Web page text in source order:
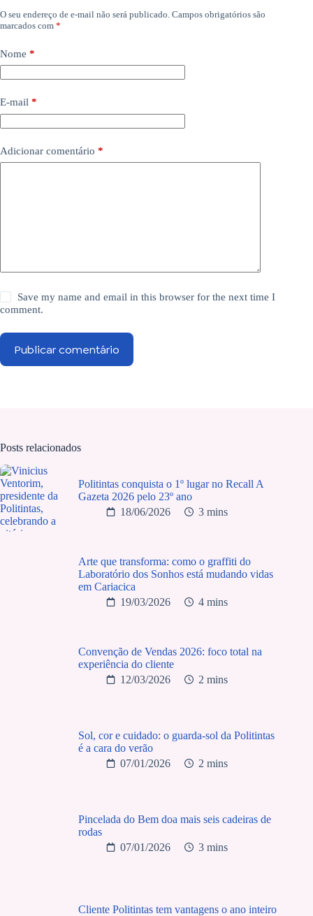
O seu endereço de e-mail não será publicado. Campos obrigatórios são
marcados com *
Nome *
E-mail *
Adicionar comentário *
Save my name and email in this browser for the next time I
comment.
Publicar comentário
Posts relacionados
Politintas conquista o 1º lugar no Recall A
Gazeta 2026 pelo 23º ano
18/06/2026
3 mins
Arte que transforma: como o graffiti do
Laboratório dos Sonhos está mudando vidas
em Cariacica
19/03/2026
4 mins
Convenção de Vendas 2026: foco total na
experiência do cliente
12/03/2026
2 mins
Sol, cor e cuidado: o guarda-sol da Politintas
é a cara do verão
07/01/2026
2 mins
Pincelada do Bem doa mais seis cadeiras de
rodas
07/01/2026
3 mins
Cliente Politintas tem vantagens o ano inteiro